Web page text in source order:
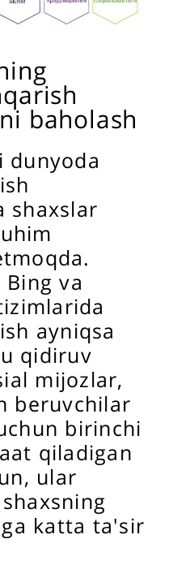
baholash
dunyoda
shaxslar
Bing va
ayniqsa
qidiruv
mijozlar,
beruvchilar
birinchi
qiladigan
ular
katta ta'sir